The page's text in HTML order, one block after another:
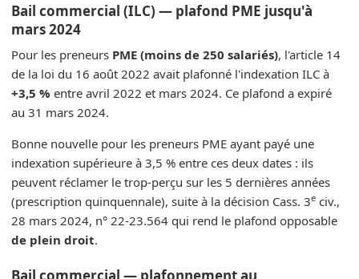
Bail commercial (ILC) — plafond PME jusqu'à
mars 2024
Pour les preneurs PME (moins de 250 salariés), l'article 14
de la loi du 16 août 2022 avait plafonné l'indexation ILC à
+3,5 % entre avril 2022 et mars 2024. Ce plafond a expiré
au 31 mars 2024.
Bonne nouvelle pour les preneurs PME ayant payé une
indexation supérieure à 3,5 % entre ces deux dates : ils
peuvent réclamer le trop-perçu sur les 5 dernières années
(prescription quinquennale), suite à la décision Cass. 3e civ.,
28 mars 2024, n° 22-23.564 qui rend le plafond opposable
de plein droit.